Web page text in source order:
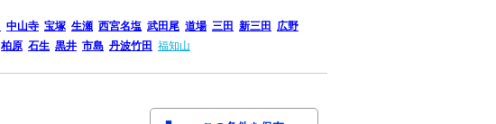
中山寺 宝塚 生瀬 西宮名塩 武田尾 道場 三田 新三田
広野
柏原 石生 黒井 市島 丹波竹田 福知山